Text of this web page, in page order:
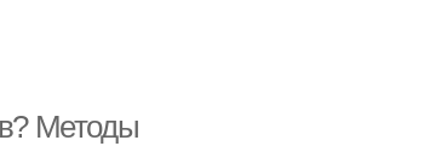
Методы